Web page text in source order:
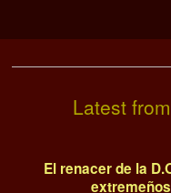
Latest
El renacer de la